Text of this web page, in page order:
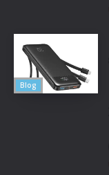
Blog